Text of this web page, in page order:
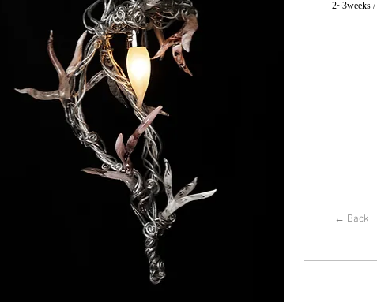
2~3weeks /
← Back